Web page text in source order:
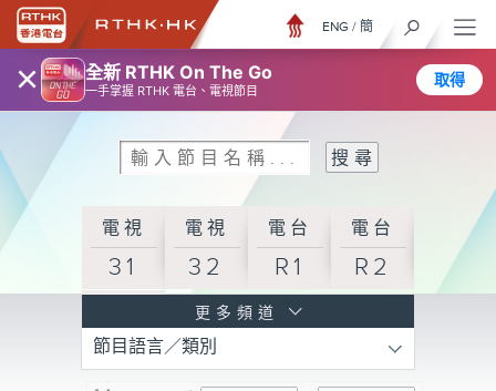
× 全新 RTHK On The Go
一手掌握 RTHK 電台、電視節目
取得
ENG / 簡
電視
31
電視
32
電台
R1
電台
R2
R3
更多頻道
節目語言／類別